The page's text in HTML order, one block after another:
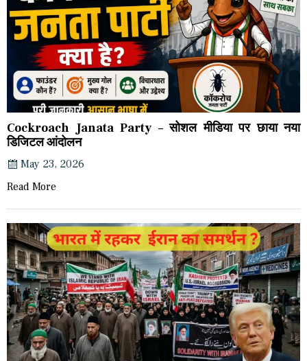
Cockroach Janata Party – सोशल मीडिया पर छाया नया
डिजिटल आंदोलन
May 23, 2026
Read More